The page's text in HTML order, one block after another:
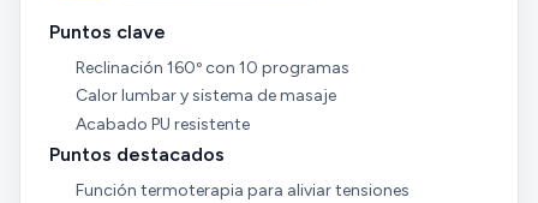
Puntos clave
Reclinación 160º con 10 programas
Calor lumbar y sistema de masaje
Acabado PU resistente
Puntos destacados
Función termoterapia para aliviar tensiones